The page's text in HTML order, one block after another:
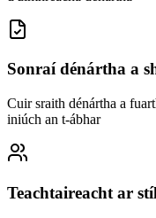
Sonraí dénártha a
Cuir sraith dénártha a
iniúch an t-ábhar
Teachtaireacht ar